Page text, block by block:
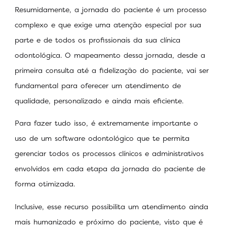
Resumidamente, a jornada do paciente é um processo
complexo e que exige uma atenção especial por sua
parte e de todos os profissionais da sua clínica
odontológica. O mapeamento dessa jornada, desde a
primeira consulta até a fidelização do paciente, vai ser
fundamental para oferecer um atendimento de
qualidade, personalizado e ainda mais eficiente.
Para fazer tudo isso, é extremamente importante o
uso de um software odontológico que te permita
gerenciar todos os processos clínicos e administrativos
envolvidos em cada etapa da jornada do paciente de
forma otimizada.
Inclusive, esse recurso possibilita um atendimento ainda
mais humanizado e próximo do paciente, visto que é